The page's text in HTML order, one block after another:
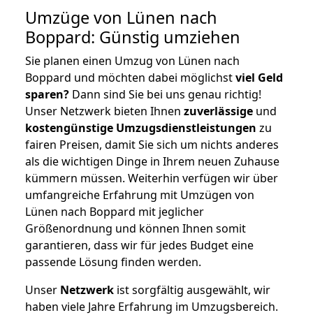
Umzüge von Lünen nach
Boppard: Günstig umziehen
Sie planen einen Umzug von Lünen nach
Boppard und möchten dabei möglichstviel Geld
sparen? Dann sind Sie bei uns genau richtig!
Unser Netzwerk bieten Ihnen zuverlässige und
kostengünstige Umzugsdienstleistungen zu
fairen Preisen, damit Sie sich um nichts anderes
als die wichtigen Dinge in Ihrem neuen Zuhause
kümmern müssen. Weiterhin verfügen wir über
umfangreiche Erfahrung mit Umzügen von
Lünen nach Boppard mit jeglicher
Größenordnung und können Ihnen somit
garantieren, dass wir für jedes Budget eine
passende Lösung finden werden.
Unser Netzwerk ist sorgfältig ausgewählt, wir
haben viele Jahre Erfahrung im Umzugsbereich.